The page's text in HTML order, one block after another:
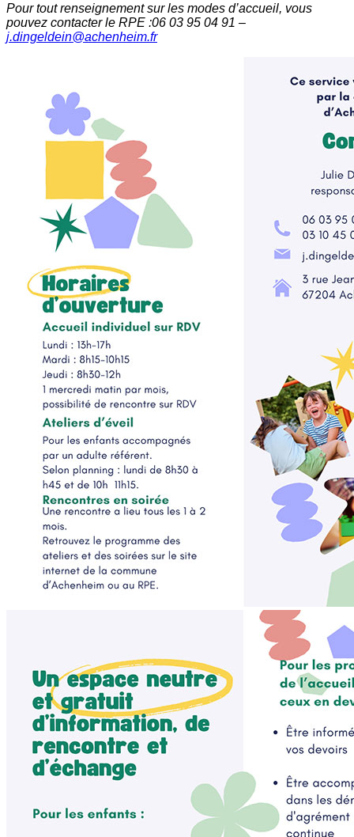
Pour tout renseignement sur les modes d’accueil, vous
pouvez contacter le RPE :06 03 95 04 91 –
j.dingeldein@achenheim.fr